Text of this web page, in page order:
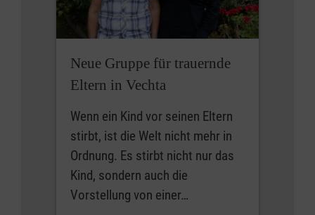
Neue Gruppe für trauernde
Eltern in Vechta
Wenn ein Kind vor seinen Eltern
stirbt, ist die Welt nicht mehr in
Ordnung. Es stirbt nicht nur das
Kind, sondern auch die
Vorstellung von einer…